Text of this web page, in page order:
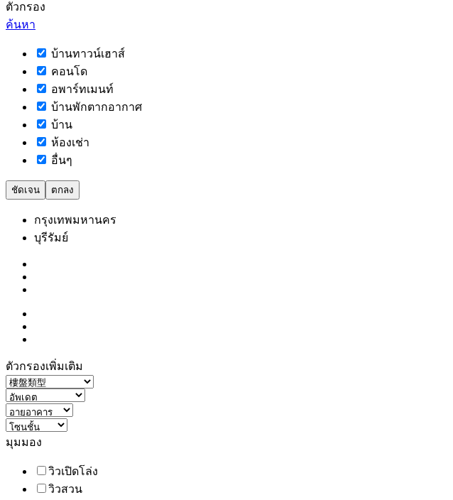
ตัวกรอง
ค้นหา
บ้านทาวน์เฮาส์
คอนโด
อพาร์ทเมนท์
บ้านพักตากอากาศ
บ้าน
ห้องเช่า
อื่นๆ
ชัดเจน ตกลง
กรุงเทพมหานคร
บุรีรัมย์
ตัวกรองเพิ่มเติม
มุมมอง
วิวเปิดโล่ง
วิวสวน